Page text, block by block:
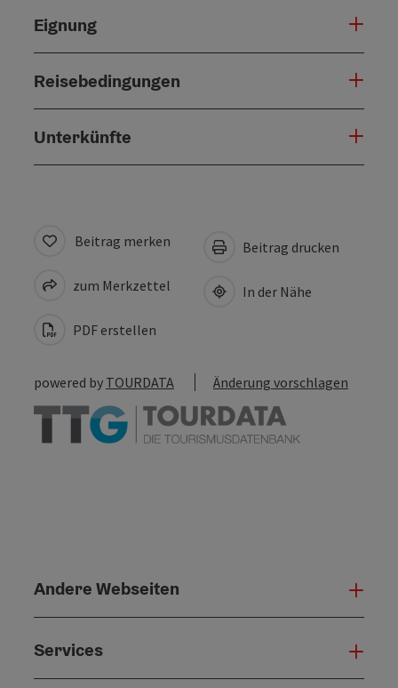
Eignung
Reisebedingungen
Unterkünfte
Beitrag merken
zum Merkzettel
PDF erstellen
Beitrag drucken
In der Nähe
powered by TOURDATA Änderung vorschlagen
Andere Webseiten
Services